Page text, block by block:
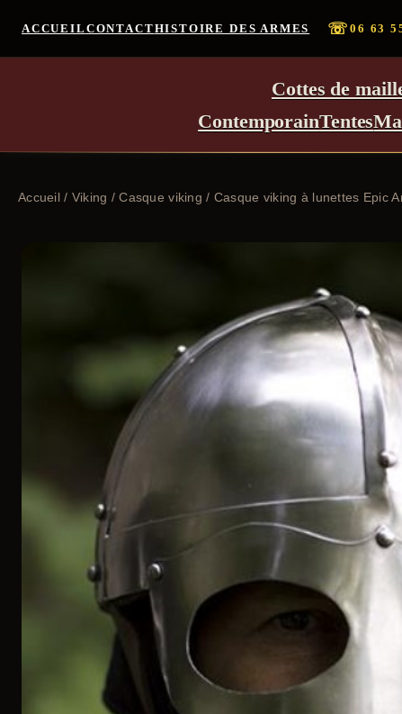
ACCUEIL CONTACTHISTOIRE DES ARMES ☏06 63
Cottes de
ContemporainTentes
Accueil/ Viking /Casque viking / Casque viking à lunettes Epic